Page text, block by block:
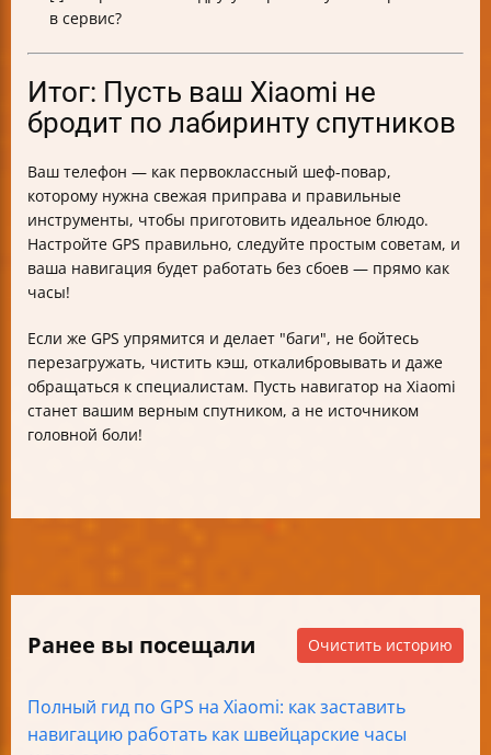
в сервис?
Итог: Пусть ваш Xiaomi не
бродит по лабиринту спутников
Ваш телефон — как первоклассный шеф-повар,
которому нужна свежая приправа и правильные
инструменты, чтобы приготовить идеальное блюдо.
Настройте GPS правильно, следуйте простым советам, и
ваша навигация будет работать без сбоев — прямо как
часы!
Если же GPS упрямится и делает "баги", не бойтесь
перезагружать, чистить кэш, откалибровывать и даже
обращаться к специалистам. Пусть навигатор на Xiaomi
станет вашим верным спутником, а не источником
головной боли!
Ранее вы посещали Очистить историю
Полный гид по GPS на Xiaomi: как заставить
навигацию работать как швейцарские часы